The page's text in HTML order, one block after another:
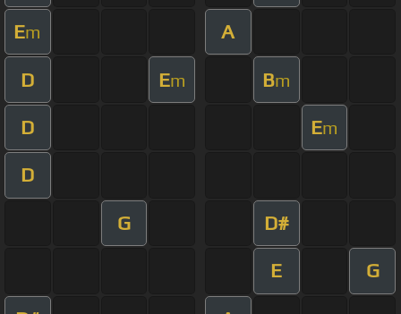
Em A
D Em Bm
D Em
D
G D#
E G